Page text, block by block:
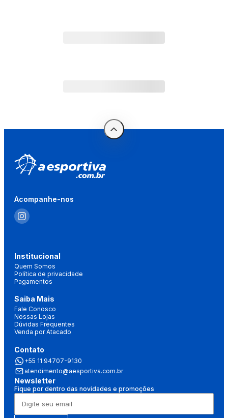
Acompanhe-nos
Institucional
Quem Somos
Política de privacidade
Pagamentos
Saiba Mais
Fale Conosco
Nossas Lojas
Dúvidas Frequentes
Venda por Atacado
Contato
+55 11 94707-9130
atendimento@aesportiva.com.br
Newsletter
Fique por dentro das novidades e promoções